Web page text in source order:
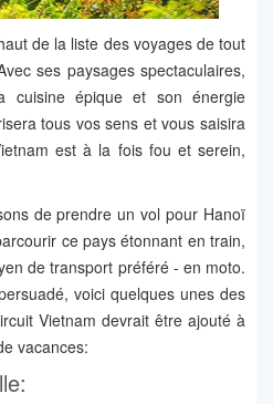
de la liste des voyages de tout
ses paysages spectaculaires,
cuisine épique et son énergie
tous vos sens et vous saisira
est à la fois fou et serein,
de prendre un vol pour Hanoï
ce pays étonnant en train,
de transport préféré - en moto.
voici quelques unes des
Vietnam devrait être ajouté à
vacances: